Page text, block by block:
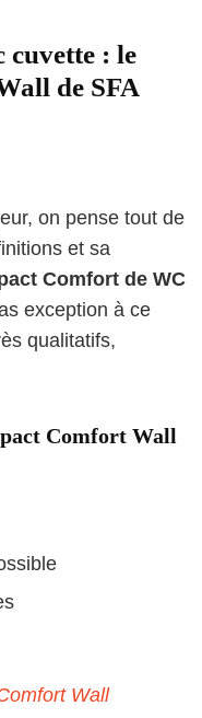
cuvette : le
de SFA
on pense tout de
et sa
Comfort de WC
exception à ce
qualitatifs,
Comfort Wall
Wall